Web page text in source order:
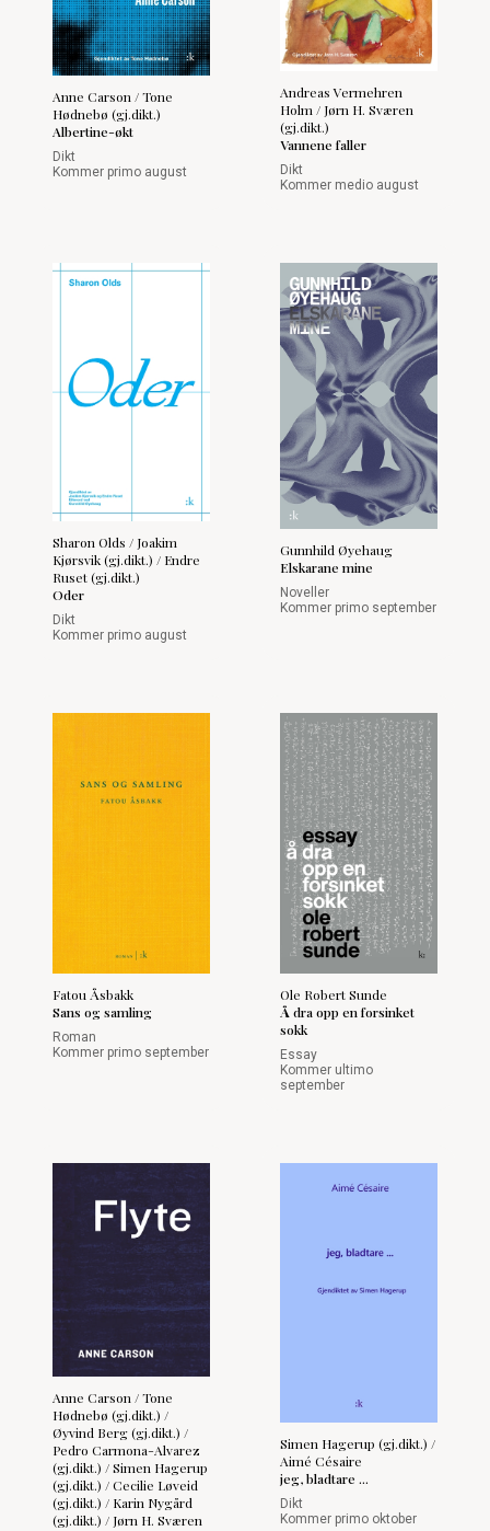
Anne Carson / Tone
Hødnebø (gj.dikt.)
Albertine-økt
Dikt
Kommer primo august
Andreas Vermehren
Holm / Jørn H. Sværen
(gj.dikt.)
Vannene faller
Dikt
Kommer medio august
Sharon Olds / Joakim
Kjørsvik (gj.dikt.) / Endre
Ruset (gj.dikt.)
Oder
Dikt
Kommer primo august
Gunnhild Øyehaug
Elskarane mine
Noveller
Kommer primo september
Fatou Åsbakk
Sans og samling
Roman
Kommer primo september
Ole Robert Sunde
Å dra opp en forsinket
sokk
Essay
Kommer ultimo
september
Anne Carson / Tone
Hødnebø (gj.dikt.) /
Øyvind Berg (gj.dikt.) /
Pedro Carmona-Alvarez
(gj.dikt.) / Simen Hagerup
(gj.dikt.) / Cecilie Løveid
(gj.dikt.) / Karin Nygård
(gj.dikt.) / Jørn H. Sværen
Simen Hagerup (gj.dikt.) /
Aimé Césaire
jeg, bladtare ...
Dikt
Kommer primo oktober